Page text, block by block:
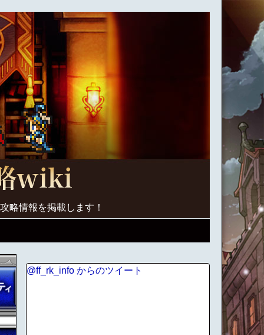
略情報を掲載します！
@ff_rk_info からのツイート